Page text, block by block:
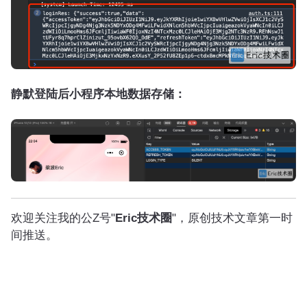
静默登陆后小程序本地数据存储：
欢迎关注我的公Z号"Eric技术圈"，原创技术文章第一时
间推送。